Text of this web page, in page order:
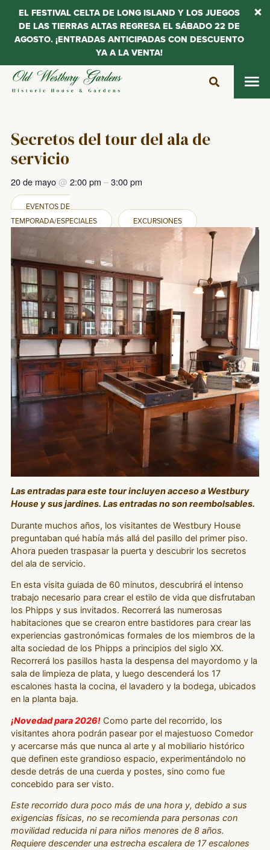
Saltar
Secretos del tour del ala de
servicio
20 de mayo@ 2:00 pm –3:00 pm
EVENTOS DE
TEMPORADA/ESPECIALES
EXCURSIONES
Las entradas para este tour incluyen acceso a Westbury
House y sus jardines. Las entradas no son reembolsables.
Durante muchos años, los visitantes de Westbury House
preguntaban qué había más allá del pasillo del primer piso.
Ahora pueden traspasar la puerta y descubrir los secretos
del ala de servicio.
En esta visita guiada de 60 minutos, descubrirá el intenso
trabajo necesario para crear el estilo de vida que disfrutaban
los Phipps y sus invitados. Recorrerá las numerosas
habitaciones que se crearon entre bastidores para crear las
experiencias gastronómicas formales de los miembros de la
alta sociedad de los Phipps a principios del siglo XX.
Recorrerá los pasillos hasta la despensa del mayordomo y la
sala de limpieza de plata, y luego descenderá los 17
escalones hasta la cocina, el lavadero y la bodega, ubicados
en la planta baja.
¡Novedad para 2026!Como parte del recorrido, los
visitantes ahora podrán pasear por el majestuoso Comedor
y acercarse más que nunca al arte y al mobiliario histórico
que definen este grandioso espacio, experimentándolo no
desde detrás de una cuerda y postes, sino como fue
concebido para ser visto.
Este recorrido dura poco más de una hora y, debido a sus
exigencias físicas, no se recomienda para personas con
movilidad reducida ni para niños menores de 8 años.
Requiere descender una estrecha escalera de 17 escalones
EL FESTIVAL CELTA DE LONG ISLAND Y LOS JUEGOS
DE LAS TIERRAS ALTAS REGRESA EL SÁBADO 22 DE
AGOSTO. ¡ENTRADAS ANTICIPADAS CON DESCUENTO
YA A LA VENTA!